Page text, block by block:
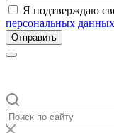
Я подтверждаю
персональных данных
Отправить